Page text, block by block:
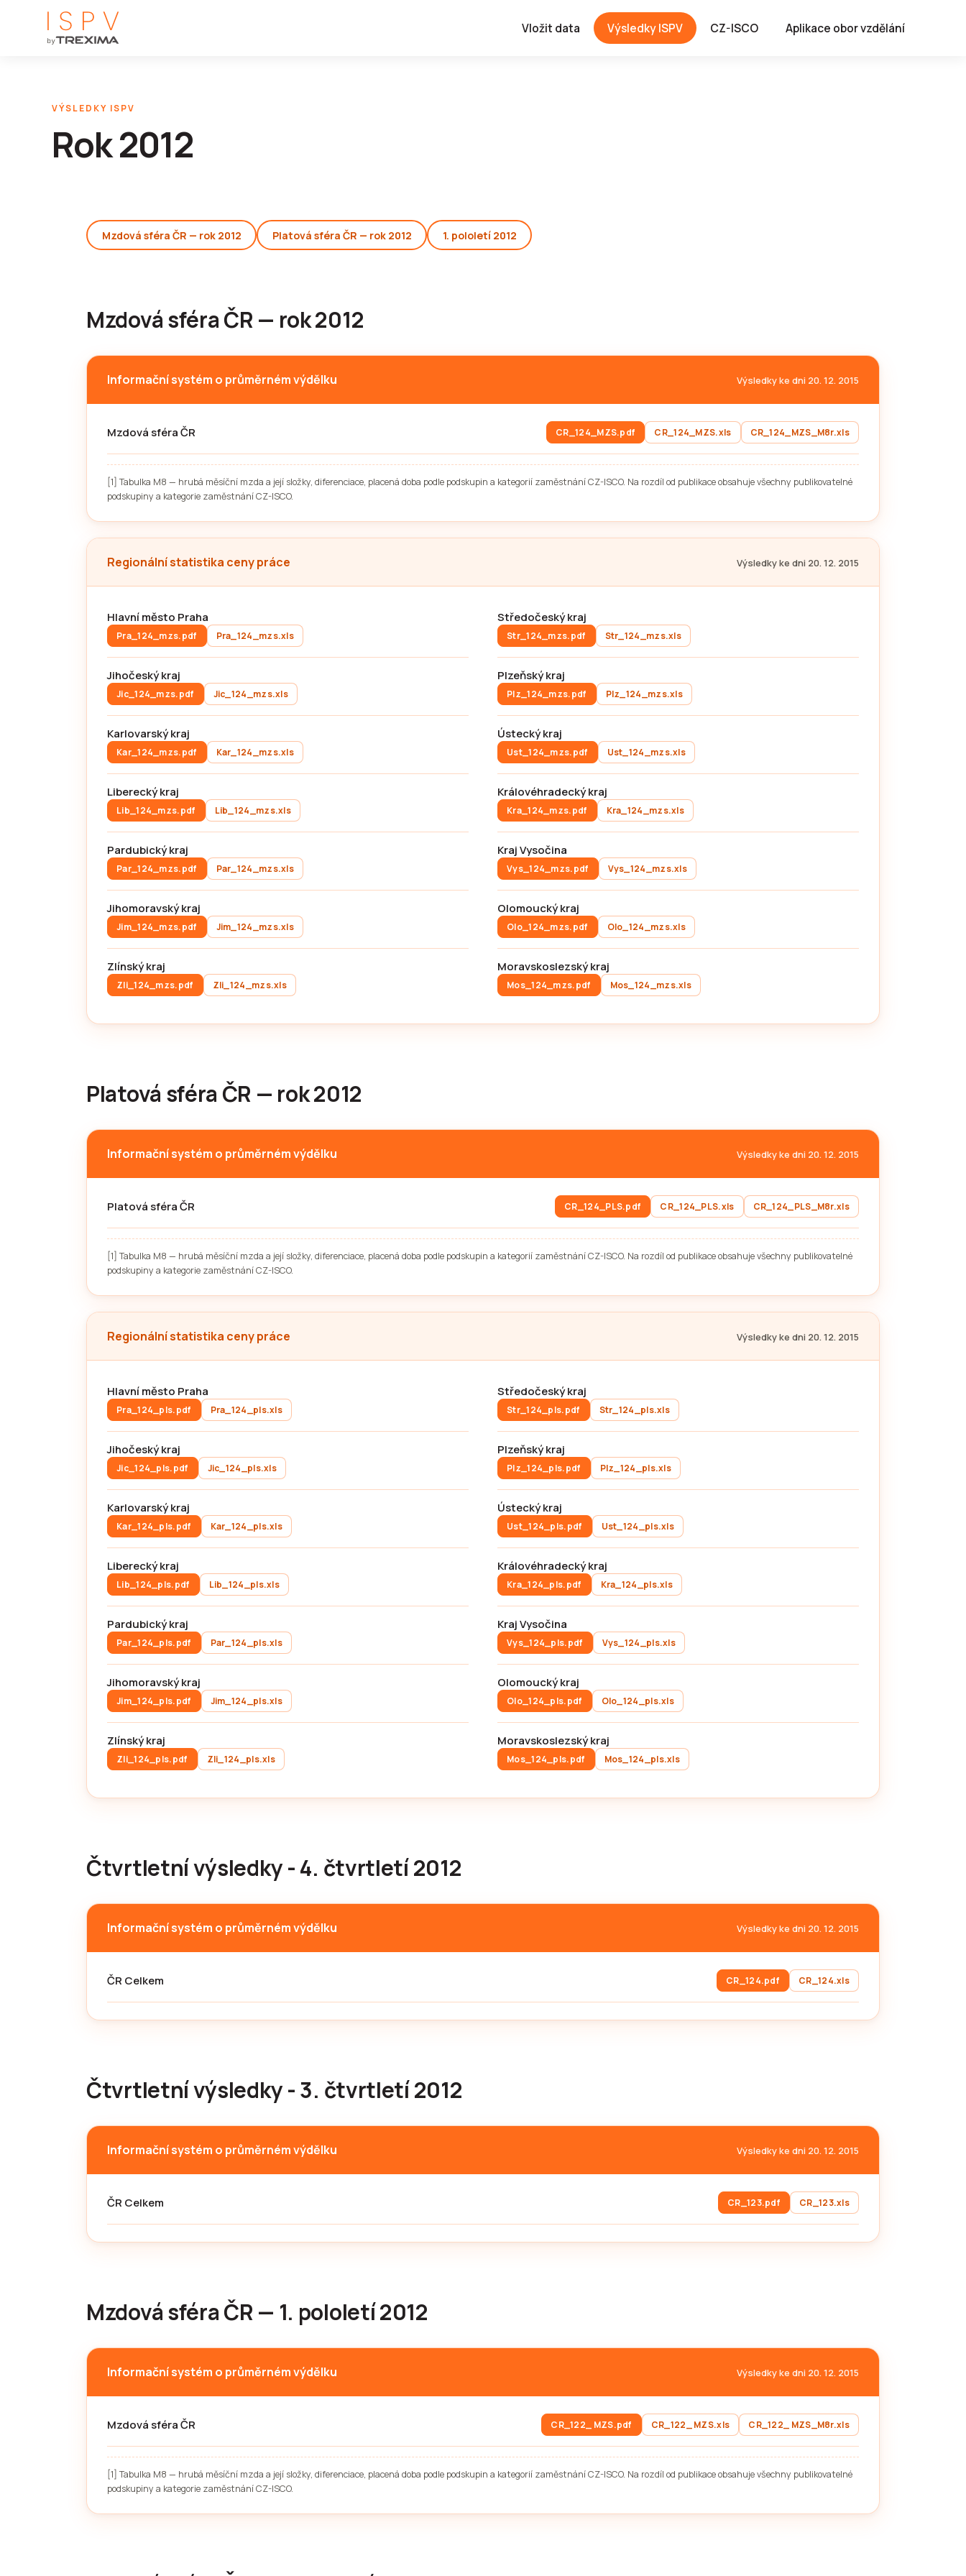
Vložit data Výsledky ISPV CZ-ISCO Aplikace obor vzdělání
VÝSLEDKY ISPV
Rok 2012
Mzdová sféra ČR — rok 2012 Platová sféra ČR — rok 2012 1. pololetí 2012
Mzdová sféra ČR — rok 2012
Informační systém o průměrném výdělku Výsledky ke dni 20. 12. 2015
Mzdová sféra ČR CR_124_MZS.pdf CR_124_MZS.xls CR_124_MZS_M8r.xls
[1] Tabulka M8 — hrubá měsíční mzda a její složky, diferenciace, placená doba podle podskupin a kategorií zaměstnání CZ-ISCO. Na rozdíl od publikace obsahuje všechny publikovatelné
podskupiny a kategorie zaměstnání CZ-ISCO.
Regionální statistika ceny práce Výsledky ke dni 20. 12. 2015
Hlavní město Praha
Pra_124_mzs.pdf Pra_124_mzs.xls
Středočeský kraj
Str_124_mzs.pdf Str_124_mzs.xls
Jihočeský kraj
Jic_124_mzs.pdf Jic_124_mzs.xls
Plzeňský kraj
Plz_124_mzs.pdf Plz_124_mzs.xls
Karlovarský kraj
Kar_124_mzs.pdf Kar_124_mzs.xls
Ústecký kraj
Ust_124_mzs.pdf Ust_124_mzs.xls
Liberecký kraj
Lib_124_mzs.pdf Lib_124_mzs.xls
Královéhradecký kraj
Kra_124_mzs.pdf Kra_124_mzs.xls
Pardubický kraj
Par_124_mzs.pdf Par_124_mzs.xls
Kraj Vysočina
Vys_124_mzs.pdf Vys_124_mzs.xls
Jihomoravský kraj
Jim_124_mzs.pdf Jim_124_mzs.xls
Olomoucký kraj
Olo_124_mzs.pdf Olo_124_mzs.xls
Zlínský kraj
Zli_124_mzs.pdf Zli_124_mzs.xls
Moravskoslezský kraj
Mos_124_mzs.pdf Mos_124_mzs.xls
Platová sféra ČR — rok 2012
Informační systém o průměrném výdělku Výsledky ke dni 20. 12. 2015
Platová sféra ČR CR_124_PLS.pdf CR_124_PLS.xls CR_124_PLS_M8r.xls
[1] Tabulka M8 — hrubá měsíční mzda a její složky, diferenciace, placená doba podle podskupin a kategorií zaměstnání CZ-ISCO. Na rozdíl od publikace obsahuje všechny publikovatelné
podskupiny a kategorie zaměstnání CZ-ISCO.
Regionální statistika ceny práce Výsledky ke dni 20. 12. 2015
Hlavní město Praha
Pra_124_pls.pdf Pra_124_pls.xls
Středočeský kraj
Str_124_pls.pdf Str_124_pls.xls
Jihočeský kraj
Jic_124_pls.pdf Jic_124_pls.xls
Plzeňský kraj
Plz_124_pls.pdf Plz_124_pls.xls
Karlovarský kraj
Kar_124_pls.pdf Kar_124_pls.xls
Ústecký kraj
Ust_124_pls.pdf Ust_124_pls.xls
Liberecký kraj
Lib_124_pls.pdf Lib_124_pls.xls
Královéhradecký kraj
Kra_124_pls.pdf Kra_124_pls.xls
Pardubický kraj
Par_124_pls.pdf Par_124_pls.xls
Kraj Vysočina
Vys_124_pls.pdf Vys_124_pls.xls
Jihomoravský kraj
Jim_124_pls.pdf Jim_124_pls.xls
Olomoucký kraj
Olo_124_pls.pdf Olo_124_pls.xls
Zlínský kraj
Zli_124_pls.pdf Zli_124_pls.xls
Moravskoslezský kraj
Mos_124_pls.pdf Mos_124_pls.xls
Čtvrtletní výsledky - 4. čtvrtletí 2012
Informační systém o průměrném výdělku Výsledky ke dni 20. 12. 2015
ČR Celkem CR_124.pdf CR_124.xls
Čtvrtletní výsledky - 3. čtvrtletí 2012
Informační systém o průměrném výdělku Výsledky ke dni 20. 12. 2015
ČR Celkem CR_123.pdf CR_123.xls
Mzdová sféra ČR — 1. pololetí 2012
Informační systém o průměrném výdělku Výsledky ke dni 20. 12. 2015
Mzdová sféra ČR CR_122_ MZS.pdf CR_122_ MZS.xls CR_122_ MZS_M8r.xls
[1] Tabulka M8 — hrubá měsíční mzda a její složky, diferenciace, placená doba podle podskupin a kategorií zaměstnání CZ-ISCO. Na rozdíl od publikace obsahuje všechny publikovatelné
podskupiny a kategorie zaměstnání CZ-ISCO.